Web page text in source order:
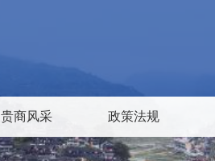
贵商风采 政策法规